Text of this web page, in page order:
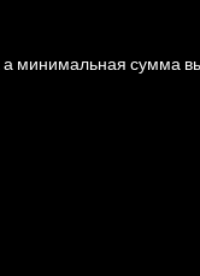
а минимальная сумма